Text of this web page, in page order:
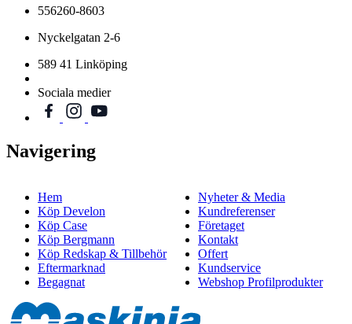
556260-8603
Nyckelgatan 2-6
589 41 Linköping
Sociala medier
Navigering
Hem
Köp Develon
Köp Case
Köp Bergmann
Köp Redskap & Tillbehör
Eftermarknad
Begagnat
Nyheter & Media
Kundreferenser
Företaget
Kontakt
Offert
Kundservice
Webshop Profilprodukter